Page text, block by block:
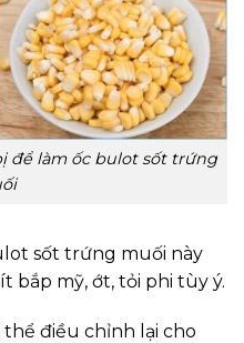
để làm ốc bulot sốt trứng
sốt trứng muối này
bắp mỹ, ớt, tỏi phi tùy ý.
điều chỉnh lại cho